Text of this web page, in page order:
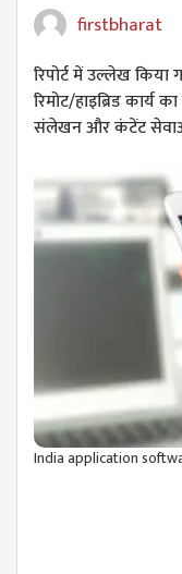
firstbharat
रिपोर्ट में उल्लेख
रिमोट/हाइब्रिड
संलेखन और कंटेंट सेवाओं
India application